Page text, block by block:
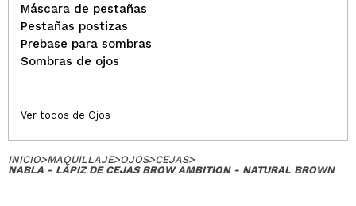
Máscara de pestañas
Pestañas postizas
Prebase para sombras
Sombras de ojos
Ver todos de Ojos
INICIO>MAQUILLAJE>OJOS>CEJAS>
NABLA - LÁPIZ DE CEJAS BROW AMBITION - NATURAL BROWN